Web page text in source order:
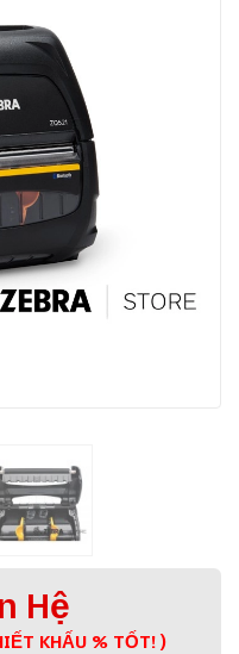
Hệ
KHẤU % TỐT! )